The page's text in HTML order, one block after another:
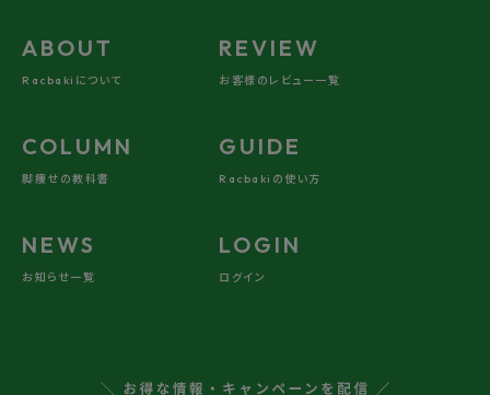
ABOUT
Racbakiについて
REVIEW
お客様のレビュー一覧
COLUMN
脚痩せの教科書
GUIDE
Racbakiの使い方
NEWS
お知らせ一覧
LOGIN
ログイン